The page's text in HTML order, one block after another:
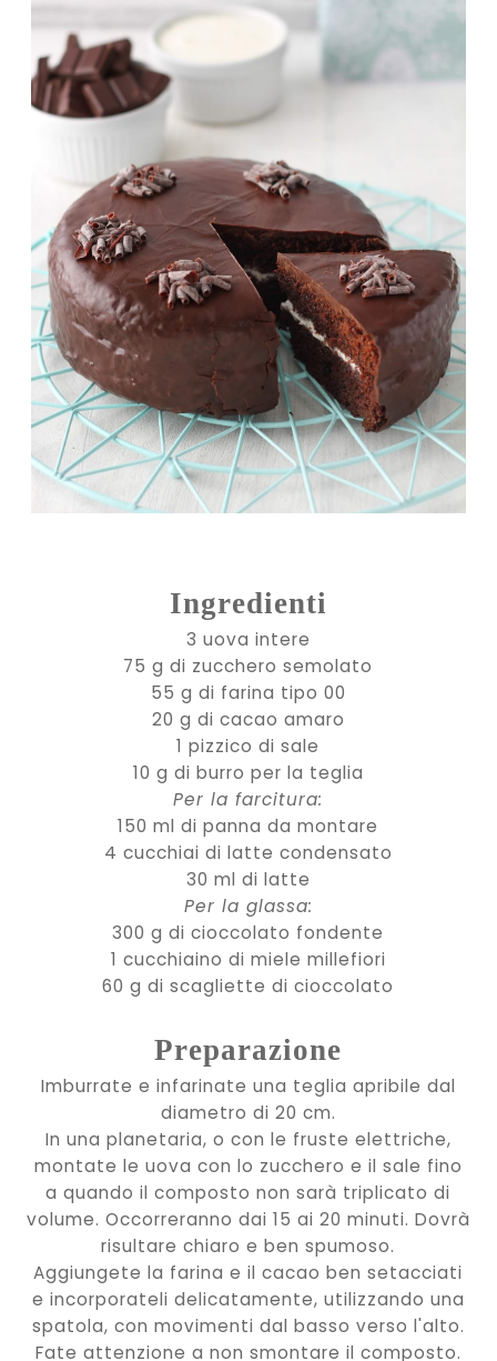
Ingredienti
3 uova intere
75 g di zucchero semolato
55 g di farina tipo 00
20 g di cacao amaro
1 pizzico di sale
10 g di burro per la teglia
Per la farcitura:
150 ml di panna da montare
4 cucchiai di latte condensato
30 ml di latte
Per la glassa:
300 g di cioccolato fondente
1 cucchiaino di miele millefiori
60 g di scagliette di cioccolato
Preparazione
Imburrate e infarinate una teglia apribile dal
diametro di 20 cm.
In una planetaria, o con le fruste elettriche,
montate le uova con lo zucchero e il sale fino
a quando il composto non sarà triplicato di
volume. Occorreranno dai 15 ai 20 minuti. Dovrà
risultare chiaro e ben spumoso.
Aggiungete la farina e il cacao ben setacciati
e incorporateli delicatamente, utilizzando una
spatola, con movimenti dal basso verso l'alto.
Fate attenzione a non smontare il composto.